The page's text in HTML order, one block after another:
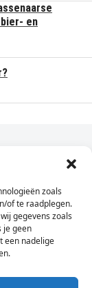
zoals
of te raadplegen.
gegevens zoals
je geen
een nadelige
en
je e-mail?